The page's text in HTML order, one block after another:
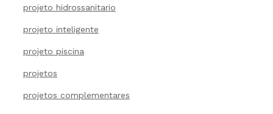
projeto hidrossanitario
projeto inteligente
projeto piscina
projetos
projetos complementares